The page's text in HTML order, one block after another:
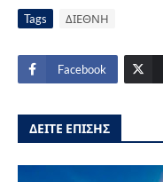
Tags ΔΙΕΘΝΗ
Facebook
ΔΕΙΤΕ ΕΠΙΣΗΣ